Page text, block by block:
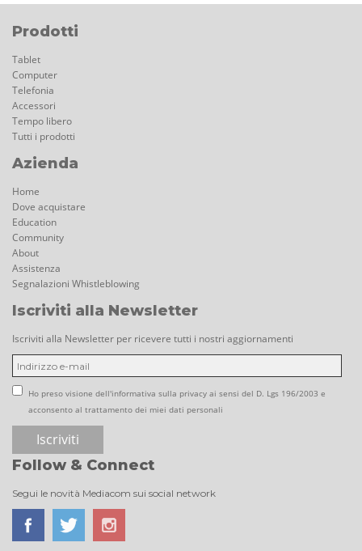
Prodotti
Tablet
Computer
Telefonia
Accessori
Tempo libero
Tutti i prodotti
Azienda
Home
Dove acquistare
Education
Community
About
Assistenza
Segnalazioni Whistleblowing
Iscriviti alla Newsletter
Iscriviti alla Newsletter per ricevere tutti i nostri aggiornamenti
Ho preso visione dell'informativa sulla privacy ai sensi del D. Lgs 196/2003 e
acconsento al trattamento dei miei dati personali
Follow & Connect
Segui le novità Mediacom sui social network